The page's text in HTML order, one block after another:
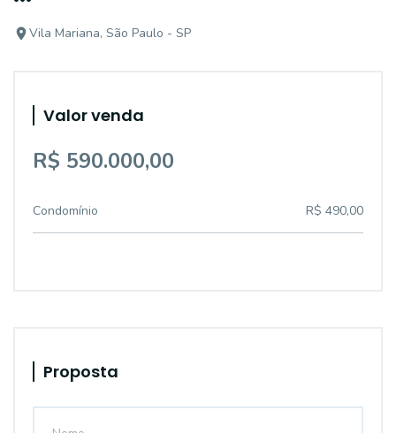
Vila Mariana, São Paulo - SP
Valor venda
R$ 590.000,00
Condomínio R$ 490,00
Proposta